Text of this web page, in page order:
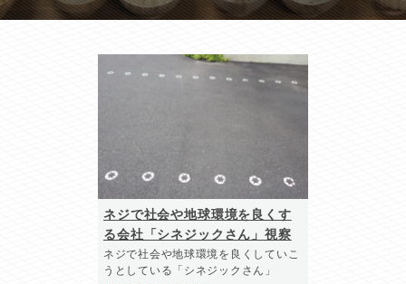
ネジで社会や地球環境を良くす
る会社「シネジックさん」視察
ネジで社会や地球環境を良くしていこ
うとしている「シネジックさん」